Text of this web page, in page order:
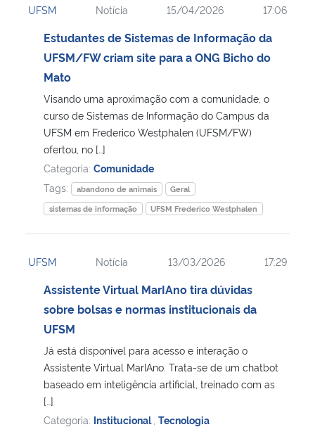
UFSM Notícia 15/04/2026 17:06
Estudantes de Sistemas de Informação da
UFSM/FW criam site para a ONG Bicho do
Mato
Visando uma aproximação com a comunidade, o
curso de Sistemas de Informação do Campus da
UFSM em Frederico Westphalen (UFSM/FW)
ofertou, no […]
Categoria: Comunidade
Tags:
abandono de animais
Geral
sistemas de informação
UFSM Frederico Westphalen
UFSM Notícia 13/03/2026 17:29
Assistente Virtual MarIAno tira dúvidas
sobre bolsas e normas institucionais da
UFSM
Já está disponível para acesso e interação o
Assistente Virtual MarIAno. Trata-se de um chatbot
baseado em inteligência artificial, treinado com as
[…]
Categoria: Institucional Tecnologia